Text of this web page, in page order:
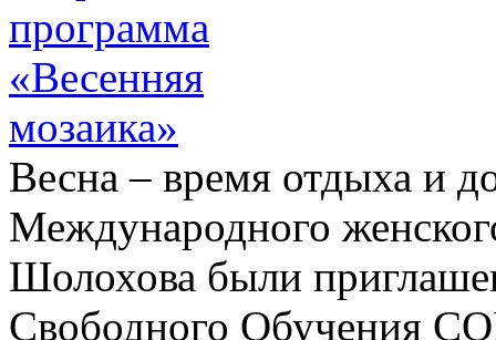
Весна – время отдыха и
Международного
Шолохова были
Свободного Обучения